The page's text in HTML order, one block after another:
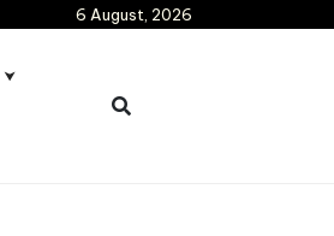
6 August, 2026